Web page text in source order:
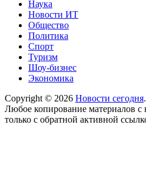
Наука
Новости ИТ
Общество
Политика
Спорт
Туризм
Шоу-бизнес
Экономика
Copyright © 2026 Новости сегодня.
Любое копирование материалов с
только с обратной активной